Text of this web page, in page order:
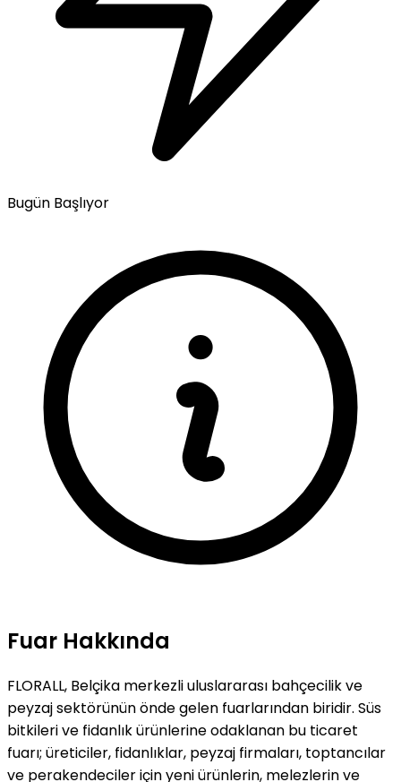
Bugün Başlıyor
Fuar Hakkında
FLORALL, Belçika merkezli uluslararası bahçecilik ve
peyzaj sektörünün önde gelen fuarlarından biridir. Süs
bitkileri ve fidanlık ürünlerine odaklanan bu ticaret
fuarı; üreticiler, fidanlıklar, peyzaj firmaları, toptancılar
ve perakendeciler için yeni ürünlerin, melezlerin ve